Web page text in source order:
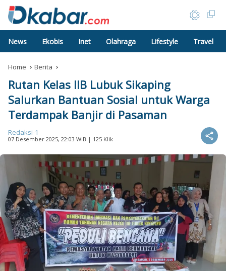
News Ekobis Inet Olahraga Lifestyle Travel
Home Berita
Rutan Kelas IIB Lubuk Sikaping
Salurkan Bantuan Sosial untuk Warga
Terdampak Banjir di Pasaman
Redaksi-1
07 Desember 2025, 22:03 WIB | 125 Klik